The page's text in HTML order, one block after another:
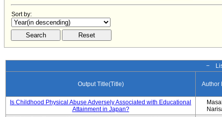
Sort by:
−
Output Title(Title) Author
Is Childhood Physical Abuse Adversely Associated with Educational
Attainment in Japan?